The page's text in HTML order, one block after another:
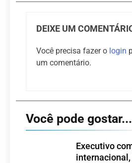
DEIXE UM
Você precisa fazer o login
um comentário.
Você pode gostar...
Executivo